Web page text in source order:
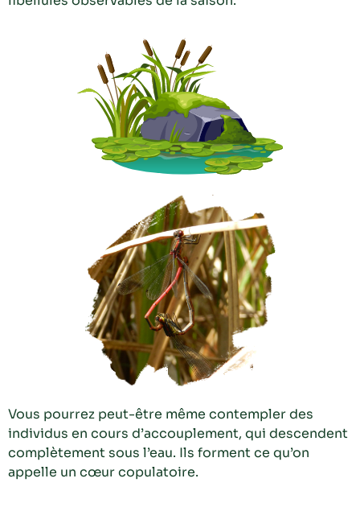
Vous pourrez peut-être même contempler des
individus en cours d’accouplement, qui descendent
complètement sous l’eau. Ils forment ce qu’on
appelle un cœur copulatoire.